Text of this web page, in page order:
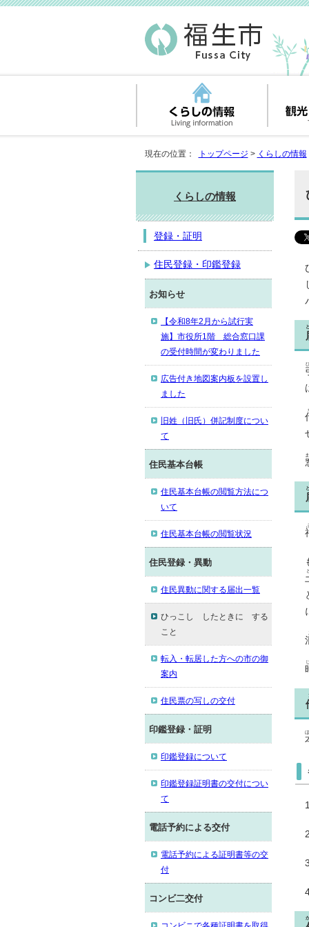
現在の位置： トップページ > くらしの情報
くらしの情報
登録・証明
住民登録・印鑑登録
お知らせ
【令和8年2月から試行実
施】市役所1階 総合窓口課
の受付時間が変わりました
広告付き地図案内板を設置し
ました
旧姓（旧氏）併記制度につい
て
住民基本台帳
住民基本台帳の閲覧方法につ
いて
住民基本台帳の閲覧状況
住民登録・異動
住民異動に関する届出一覧
ひっこし したときに する
こと
転入・転居した方への市の御
案内
住民票の写しの交付
印鑑登録・証明
印鑑登録について
印鑑登録証明書の交付につい
て
電話予約による交付
電話予約による証明書等の交
付
コンビ二交付